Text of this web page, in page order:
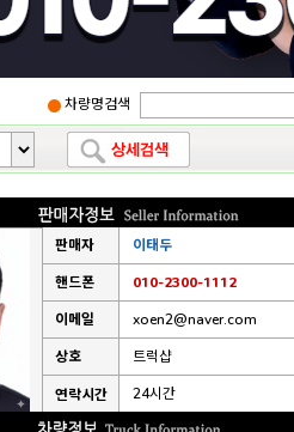
차량명검색
판매자 이태두
핸드폰 010-2300-1112
이메일 xoen2@naver.com
상호 트럭샵
연락시간 24시간